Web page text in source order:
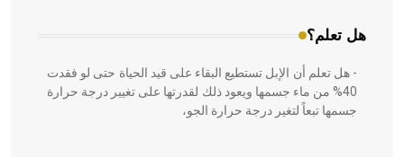
هل تعلم؟
- هل تعلم أن الإبل تستطيع البقاء على قيد الحياة حتى لو فقدت
40% من ماء جسمها ويعود ذلك لقدرتها على تغيير درجة حرارة
جسمها تبعاً لتغير درجة حرارة الجو،